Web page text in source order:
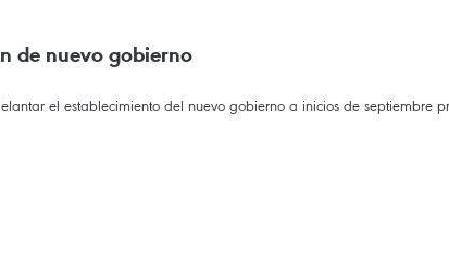
de nuevo gobierno
el establecimiento del nuevo gobierno a inicios de septiembre